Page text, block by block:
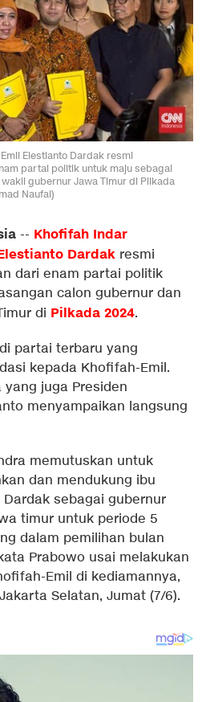
Elestianto Dardak resmi
partai politik untuk maju sebagai
gubernur Jawa Timur di Pilkada
Naufal)
-- Khofifah Indar
Dardak resmi
dari enam partai politik
calon gubernur dan
di Pilkada 2024.
partai terbaru yang
kepada Khofifah-Emil.
yang juga Presiden
menyampaikan langsung
memutuskan untuk
dan mendukung ibu
sebagai gubernur
timur untuk periode 5
dalam pemilihan bulan
Prabowo usai melakukan
Emil di kediamannya,
Selatan, Jumat (7/6).